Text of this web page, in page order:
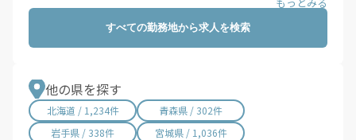
摂津市 / 76件
高石市 / 26件
泉南市 / 40件
交野市 / 42件
大阪狭山市 / 10件
阪南市 / 19件
島本町 / 1件
すべての勤務地から求人を検索
他の県を探す
北海道 / 1,234件
青森県 / 302件
岩手県 / 338件
宮城県 / 1,036件